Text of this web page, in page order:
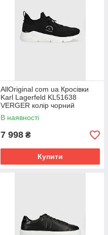
AllOriginal com ua Кросівки
Karl Lagerfeld KL51638
VERGER колір чорний
РОЗМІРИ ЗАПИТУЙТЕ
В наявності
7 998 ₴
Купити